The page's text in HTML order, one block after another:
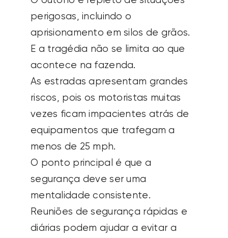
perigosas, incluindo o
aprisionamento em silos de grãos.
E a tragédia não se limita ao que
acontece na fazenda.
As estradas apresentam grandes
riscos, pois os motoristas muitas
vezes ficam impacientes atrás de
equipamentos que trafegam a
menos de 25 mph.
O ponto principal é que a
segurança deve ser uma
mentalidade consistente.
Reuniões de segurança rápidas e
diárias podem ajudar a evitar a